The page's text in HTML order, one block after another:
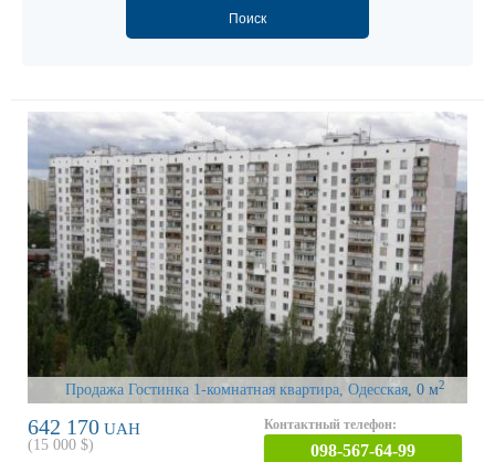
Продажа Гостинка 1-комнатная квартира, Одесская, 0 м2
642 170 UAH
(15 000 $)
Контактный телефон:
098-567-64-99